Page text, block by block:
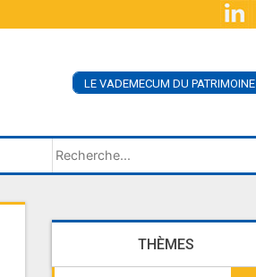
LE VADEMECUM DU PATRIMOINE
Rechercher
THÈMES